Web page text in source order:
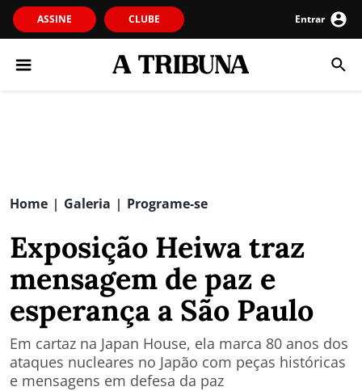
ASSINE CLUBE Entrar
Home | Galeria | Programe-se
Exposição Heiwa traz
mensagem de paz e
esperança a São Paulo
Em cartaz na Japan House, ela marca 80 anos dos
ataques nucleares no Japão com peças históricas
e mensagens em defesa da paz